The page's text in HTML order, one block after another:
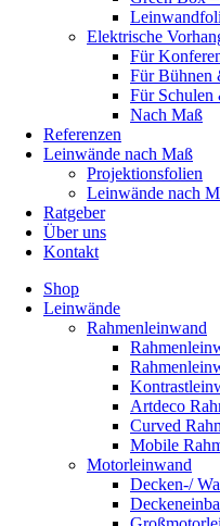
Elektrische
Für
Für Bühnen
Für Schulen
Nach Maß
Referenzen
Leinwände nach Maß
Projektionsfolien
Leinwände nach
Ratgeber
Über uns
Kontakt
Shop
Leinwände
Rahmenleinwand
Artdeco
Curved
Mobile
Motorleinwand
Decken-/